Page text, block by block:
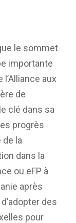
le sommet
importante
aux
de
clé dans sa
progrès
la
dans la
ou eFP à
après
des
pour